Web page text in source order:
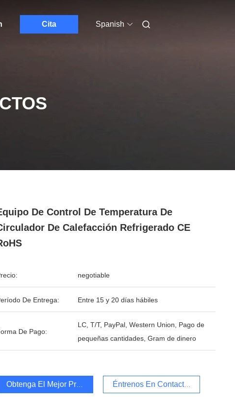
Cita Spanish
De Control De Temperatura De
De Calefacción Refrigerado CE
negotiable
De Entrega: Entre 15 y 20 días hábiles
De Pago:
LC, T/T, PayPal, Western Union, Pago de
pequeñas cantidades, Gram de dinero
Obtenga El Mejor Precio Éntrenos En Contacto Con